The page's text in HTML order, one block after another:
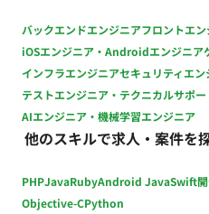
バックエンドエンジニアフロントエ
iOSエンジニア・Androidエンジニア
インフラエンジニアセキュリティエン
テストエンジニア・テクニカルサポー
AIエンジニア・機械学習エンジニア
他のスキルで求人・案件を
PHPJavaRubyAndroid JavaSwift
Objective-CPython